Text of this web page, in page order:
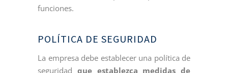
funciones.
POLÍTICA DE SEGURIDAD
La empresa debe establecer una política de
seguridad que establezca medidas de